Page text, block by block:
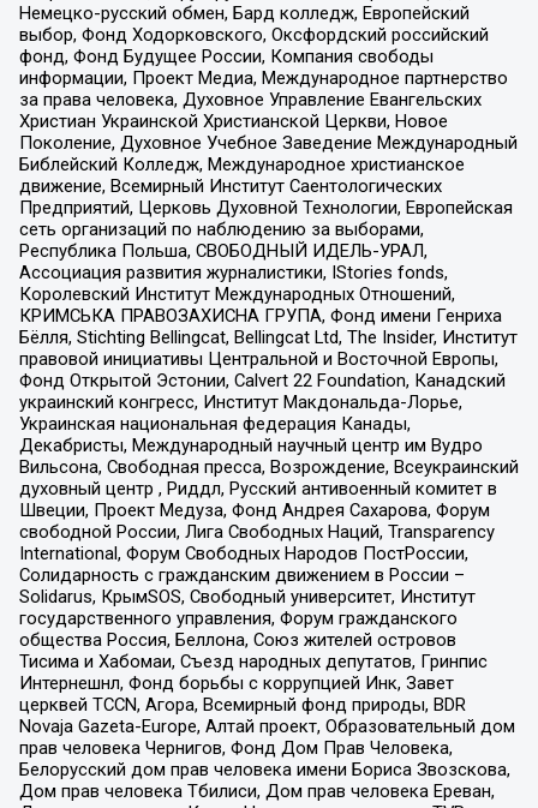
Немецко-русский обмен, Бард колледж, Европейский
выбор, Фонд Ходорковского, Оксфордский российский
фонд, Фонд Будущее России, Компания свободы
информации, Проект Медиа, Международное партнерство
за права человека, Духовное Управление Евангельских
Христиан Украинской Христианской Церкви, Новое
Поколение, Духовное Учебное Заведение Международный
Библейский Колледж, Международное христианское
движение, Всемирный Институт Саентологических
Предприятий, Церковь Духовной Технологии, Европейская
сеть организаций по наблюдению за выборами,
Республика Польша, СВОБОДНЫЙ ИДЕЛЬ-УРАЛ,
Ассоциация развития журналистики, IStories fonds,
Королевский Институт Международных Отношений,
КРИМСЬКА ПРАВОЗАХИСНА ГРУПА, Фонд имени Генриха
Бёлля, Stichting Bellingcat, Bellingcat Ltd, The Insider, Институт
правовой инициативы Центральной и Восточной Европы,
Фонд Открытой Эстонии, Calvert 22 Foundation, Канадский
украинский конгресс, Институт Макдональда-Лорье,
Украинская национальная федерация Канады,
Декабристы, Международный научный центр им Вудро
Вильсона, Свободная пресса, Возрождение, Всеукраинский
духовный центр , Риддл, Русский антивоенный комитет в
Швеции, Проект Медуза, Фонд Андрея Сахарова, Форум
свободной России, Лига Свободных Наций, Transparеncy
International, Форум Свободных Народов ПостРоссии,
Солидарность с гражданским движением в России –
Solidarus, КрымSOS, Свободный университет, Институт
государственного управления, Форум гражданского
общества Россия, Беллона, Союз жителей островов
Тисима и Хабомаи, Съезд народных депутатов, Гринпис
Интернешнл, Фонд борьбы с коррупцией Инк, Завет
церквей TCCN, Агора, Всемирный фонд природы, BDR
Novaja Gazeta-Europe, Алтай проект, Образовательный дом
прав человека Чернигов, Фонд Дом Прав Человека,
Белорусский дом прав человека имени Бориса Звозскова,
Дом прав человека Тбилиси, Дом прав человека Ереван,